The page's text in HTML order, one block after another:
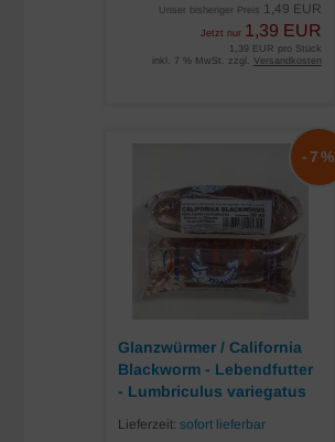
Unser bisheriger Preis 1,49 EUR
Jetzt nur 1,39 EUR
1,39 EUR pro Stück
inkl. 7 % MwSt. zzgl. Versandkosten
Glanzwürmer / California
Blackworm - Lebendfutter
- Lumbriculus variegatus
Lieferzeit:sofort lieferbar
-7%